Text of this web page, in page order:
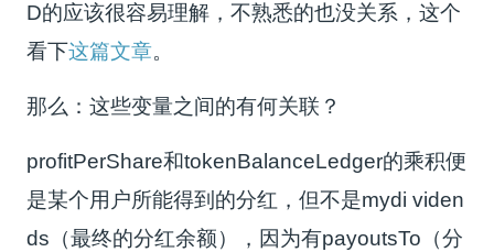
D的应该很容易理解，不熟悉的也没关系，这个
看下这篇文章。
那么：这些变量之间的有何关联？
profitPerShare和tokenBalanceLedger的乘积便
是某个用户所能得到的分红，但不是mydi viden
ds（最终的分红余额），因为有payoutsTo（分